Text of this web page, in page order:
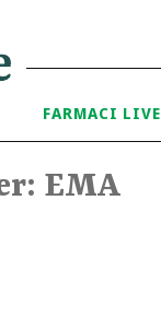
FARMACI LIVE
EMA